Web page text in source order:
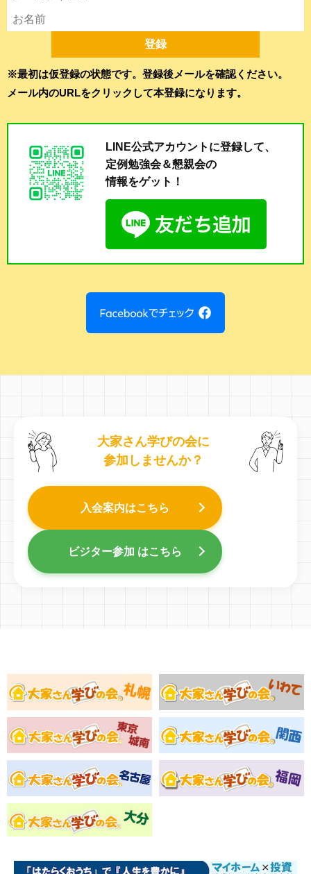
※最初は仮登録の状態です。登録後メールを確認ください。
メール内のURLをクリックして本登録になります。
LINE公式アカウントに登録して、
定例勉強会＆懇親会の
情報をゲット！
大家さん学びの会に
参加しませんか？
入会案内はこちら
ビジター参加 はこちら